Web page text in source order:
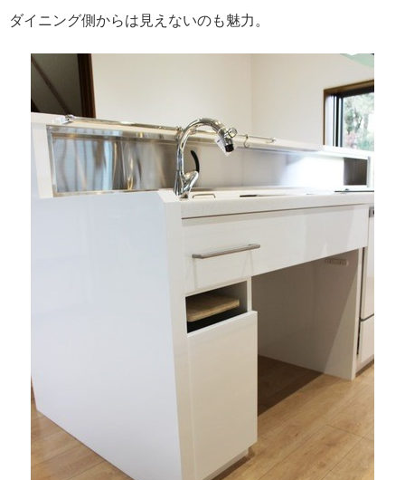
ダイニング側からは見えないのも魅力。